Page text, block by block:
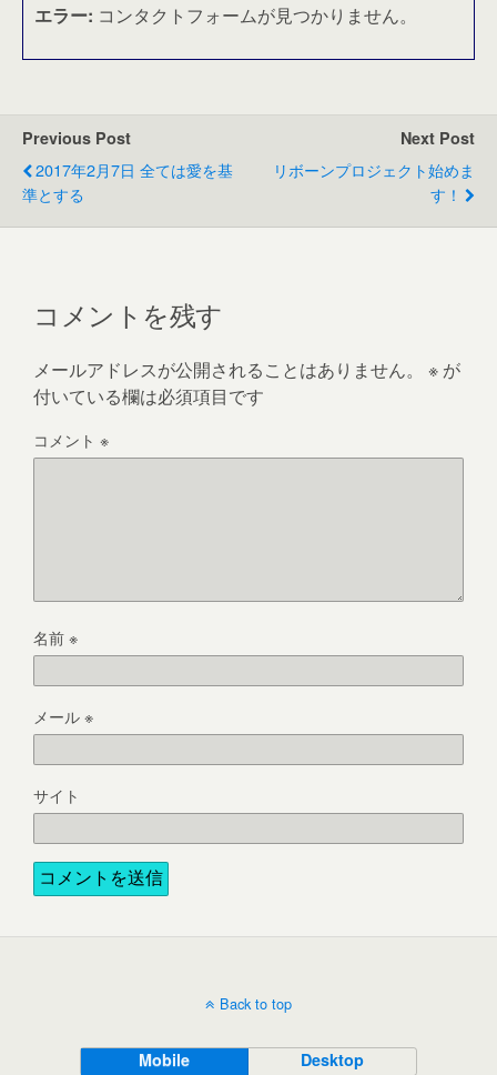
エラー: コンタクトフォームが見つかりません。
Previous Post
2017年2月7日 全ては愛を基
準とする
Next Post
リボーンプロジェクト始めま
す！
コメントを残す
メールアドレスが公開されることはありません。 ※ が
付いている欄は必須項目です
コメント ※
名前※
メール※
サイト
Back to top
Mobile Desktop